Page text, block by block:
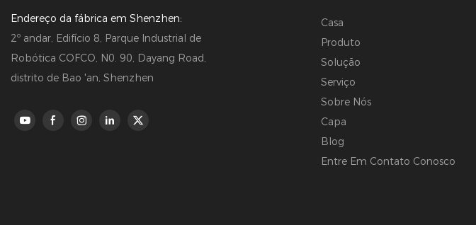
Endereço da fábrica em Shenzhen:
2º andar, Edifício 8, Parque Industrial de
Robótica COFCO, N0. 90, Dayang Road,
distrito de Bao 'an, Shenzhen
Casa
Produto
Solução
Serviço
Sobre Nós
Capa
Blog
Entre Em Contato Conosco